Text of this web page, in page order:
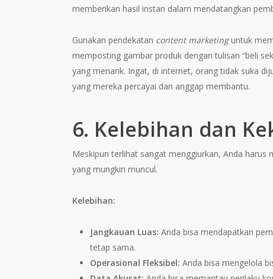
memberikan hasil instan dalam mendatangkan
Gunakan pendekatan content marketinguntuk
memposting gambar produk dengan tulisan “beli
yang menarik. Ingat, di internet, orang tidak suka
yang mereka percayai dan anggap membantu.
6. Kelebihan dan
Meskipun terlihat sangat menggiurkan, Anda
yang mungkin muncul.
Kelebihan:
Jangkauan Luas: Anda bisa mendapatkan
tetap sama.
Operasional Fleksibel: Anda bisa mengelola